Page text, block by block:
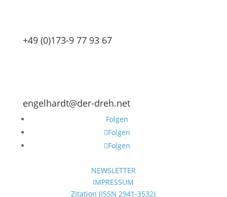
+49 (0)173-9 77 93 67
engelhardt@der-dreh.net
Folgen
Folgen
Folgen
NEWSLETTER
IMPRESSUM
Zitation (ISSN 2941-3532)